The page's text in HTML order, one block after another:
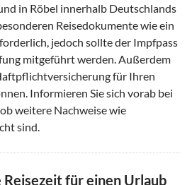
in Röbel innerhalb Deutschlands
Reisedokumente wie ein
jedoch sollte der Impfpass
mitgeführt werden. Außerdem
für Ihren
Informieren Sie sich vorab bei
weitere Nachweise wie
sind.
für einen Urlaub